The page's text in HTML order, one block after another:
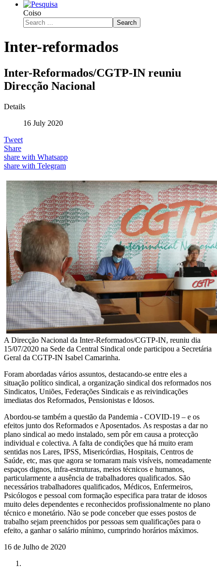
Coiso
Search
Inter-reformados
Inter-Reformados/CGTP-IN reuniu
Direcção Nacional
Details
16 July 2020
Tweet
Share
share with Whatsapp
share with Telegram
A Direcção Nacional da Inter-Reformados/CGTP-IN, reuniu dia
15/07/2020 na Sede da Central Sindical onde participou a Secretária
Geral da CGTP-IN Isabel Camarinha.
Foram abordadas vários assuntos, destacando-se entre eles a
situação político sindical, a organização sindical dos reformados nos
Sindicatos, Uniões, Federações Sindicais e as reivindicações
imediatas dos Reformados, Pensionistas e Idosos.
Abordou-se também a questão da Pandemia - COVID-19 – e os
efeitos junto dos Reformados e Aposentados. As respostas a dar no
plano sindical ao medo instalado, sem pôr em causa a protecção
individual e colectiva. A falta de condições que há muito eram
sentidas nos Lares, IPSS, Misericórdias, Hospitais, Centros de
Saúde, etc, mas que agora se tornaram mais visíveis, nomeadamente
espaços dignos, infra-estruturas, meios técnicos e humanos,
particularmente a ausência de trabalhadores qualificados. São
necessários trabalhadores qualificados, Médicos, Enfermeiros,
Psicólogos e pessoal com formação especifica para tratar de idosos
muito deles dependentes e reconhecidos profissionalmente no plano
técnico e monetário. Não se pode conceber que esses postos de
trabalho sejam preenchidos por pessoas sem qualificações para o
efeito, a ganhar o salário mínimo, cumprindo horários máximos.
16 de Julho de 2020